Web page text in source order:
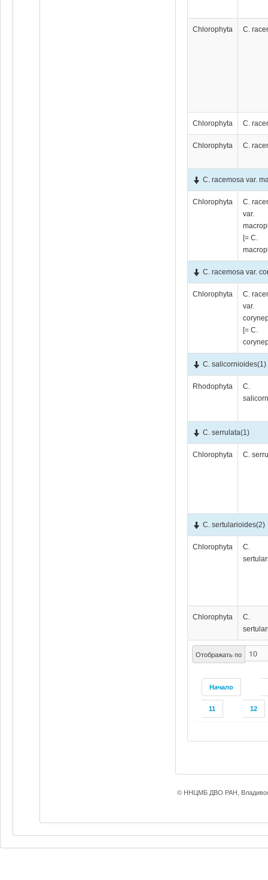
Отображать по
Начало
11 12
Chlorophyta C.
Chlorophyta C.
Chlorophyta C.
C. racemosa var.
Chlorophyta
C.
var.
[= C.
C. racemosa var.
Chlorophyta
C.
var.
[= C.
C. salicornioides(1)
Rhodophyta
C.
C. serrulata(1)
Chlorophyta C.
C. sertularioides(2)
Chlorophyta
C.
Chlorophyta
C.
© ННЦМБ ДВО РАН,